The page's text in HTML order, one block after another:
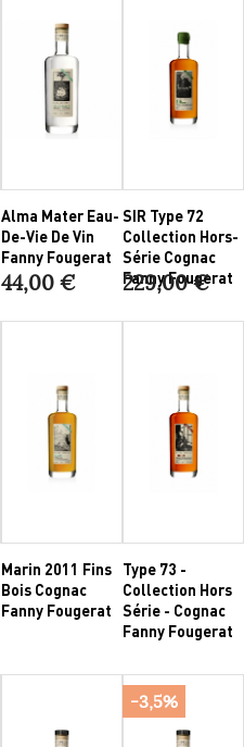
Alma Mater Eau-
De-Vie De Vin
Fanny Fougerat
44,00 €
SIR Type 72
Collection Hors-
Série Cognac
Fanny Fougerat
229,00 €
Marin 2011 Fins
Bois Cognac
Fanny Fougerat
Type 73 -
Collection Hors
Série - Cognac
Fanny Fougerat
-3,5%